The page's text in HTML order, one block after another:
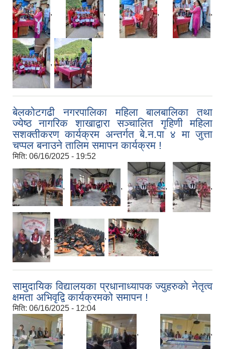
, , , ,
,
बेलकोटगढी नगरपालिका महिला बालबालिका तथा
ज्येष्ठ नागरिक शाखाद्वारा सञ्चालित गृहिणी महिला
सशक्तीकरण कार्यक्रम अन्तर्गत बे.न.पा ४ मा जुत्ता
चप्पल बनाउने तालिम समापन कार्यक्रम !
मिति: 06/16/2025 - 19:52
, , , ,
, ,
सामुदायिक विद्यालयका प्रधानाध्यापक ज्युहरुकाे नेतृत्व
क्षमता अभिवृद्वि कार्यक्रमको समापन !
मिति: 06/16/2025 - 12:04
, , ,